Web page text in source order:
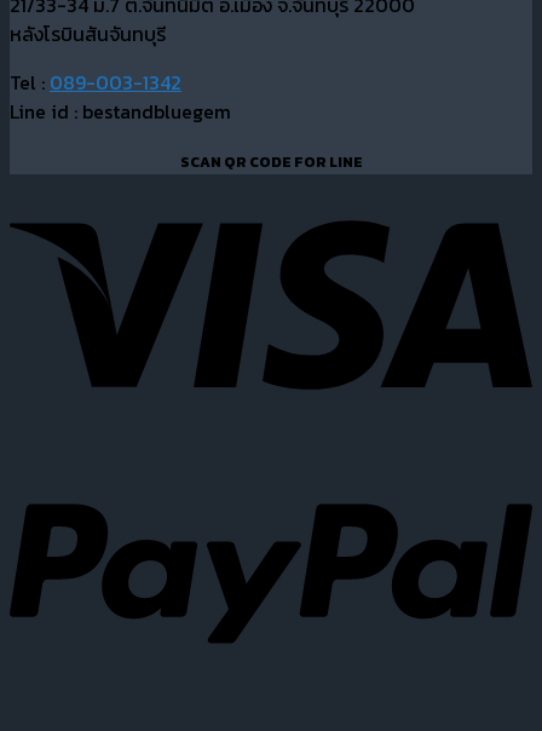
หลังโรบินสันจันทบุรี
Tel : 089-003-1342
Line id : bestandbluegem
SCAN QR CODE FOR LINE